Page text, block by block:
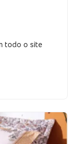
todo o site